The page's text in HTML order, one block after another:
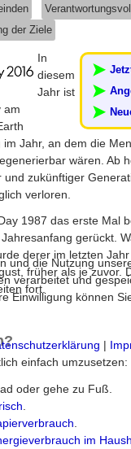
der Ziele
In
diesem
Jahr ist
am
Jahr, an dem die
wären. Ab
zukünftiger
verloren.
1987 das erste Mal
gerückt.
derer im letzten
früher als je zuvor.
fort.
einfach umzusetzen:
oder gehe zu Fuß.
im
die Nutzung
und
können
|